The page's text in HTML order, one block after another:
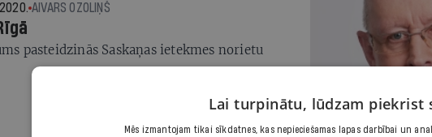
trešdaļu no līdzšinējiem
42 tūkstošus rīdzinieku.
vēlētāji Rīgas mikrorajonos
vīlušies, tāpēc milzīgā
AIVARS OZOLIŅŠ
pasteidzinās Saskaņas ietekmes norietu
Lai turpinātu, lūdzam piekrist
Mēs izmantojam tikai sīkdatnes, kas nepieciešamas lapas darbībai un